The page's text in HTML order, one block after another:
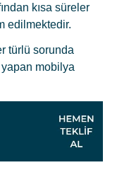
kısa süreler
edilmektedir.
türlü sorunda
mobilya